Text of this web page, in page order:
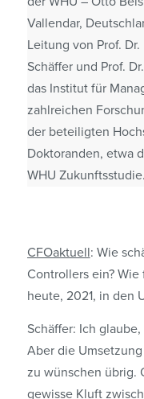
Vallendar,
Leitung von Prof. Dr.
Schäffer und Prof.
das Institut für
zahlreichen
der beteiligten
Doktoranden, etwa
WHU Zukunftsstudie.
CFOaktuell: Wie
Controllers ein? Wie
heute, 2021, in den
Schäffer: Ich
Aber die
zu wünschen übrig.
gewisse Kluft